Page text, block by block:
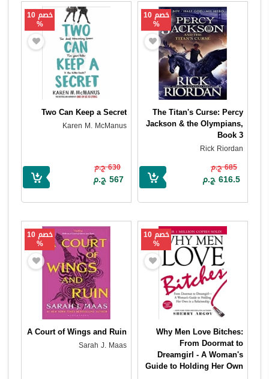
خصم 10
%
The Titan's Curse: Percy
Jackson & the Olympians,
Book 3
Rick Riordan
685 ج.م
616.5 ج.م
خصم 10
%
Two Can Keep a Secret
Karen M. McManus
630 ج.م
567 ج.م
خصم 10
%
Why Men Love Bitches:
From Doormat to
Dreamgirl - A Woman's
Guide to Holding Her Own
خصم 10
%
A Court of Wings and Ruin
Sarah J. Maas